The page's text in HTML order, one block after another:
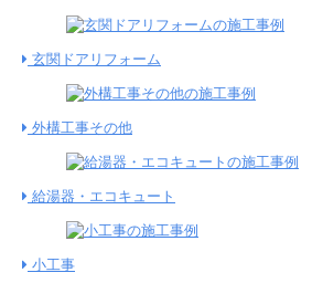
玄関ドアリフォーム
外構工事その他
給湯器・エコキュート
小工事